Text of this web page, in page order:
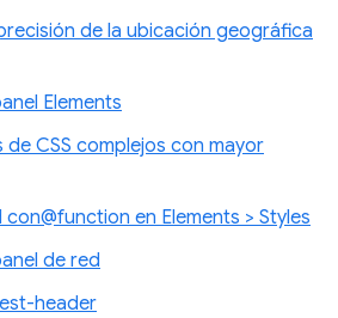
de la ubicación geográfica
Elements
de CSS complejos con mayor
en Elements > Styles
de red
header